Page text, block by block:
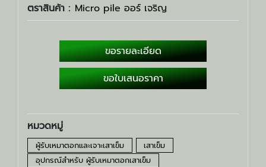
ตราสินค้า : Micro pile ออร์ เจริญ
ขอรายละเอียด
ขอใบเสนอราคา
หมวดหมู่
ผู้รับเหมาตอกและเจาะเสาเข็ม
เสาเข็ม
อุปกรณ์สำหรับ ผู้รับเหมาตอกเสาเข็ม